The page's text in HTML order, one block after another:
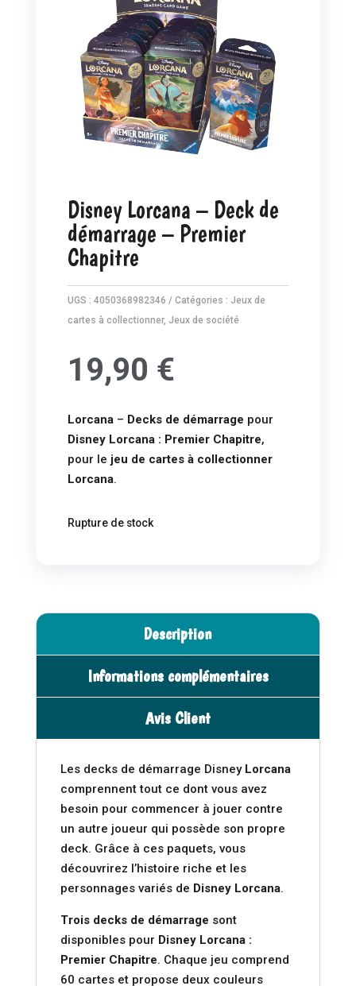
Disney Lorcana – Deck de
démarrage – Premier
Chapitre
UGS : 4050368982346 Catégories : Jeux de
cartes à collectionner, Jeux de société
19,90 €
Lorcana– Decks de démarrage pour
Disney Lorcana : Premier Chapitre,
pour le jeu de cartes à collectionner
Lorcana.
Rupture de stock
Description
Informations complémentaires
Avis Client
Les decks de démarrage Disney Lorcana
comprennent tout ce dont vous avez
besoin pour commencer à jouer contre
un autre joueur qui possède son propre
deck. Grâce à ces paquets, vous
découvrirez l’histoire riche et les
personnages variés de Disney Lorcana.
Trois decks de démarrage sont
disponibles pour Disney Lorcana :
Premier Chapitre. Chaque jeu comprend
60 cartes et propose deux couleurs